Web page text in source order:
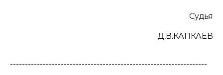
Судья
Д.В.КАПКАЕВ
------------------------------------------------------------------